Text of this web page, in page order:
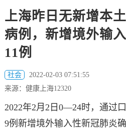
上海昨日无新增本
病例，新增境外输
11例
社会
2022-02-03 07:51:55
来源：健康上海12320
2022年2月2日0—24时，通过
9例新增境外输入性新冠肺炎